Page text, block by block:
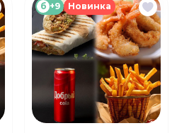
б +9 Новинка